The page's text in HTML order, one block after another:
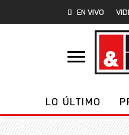
EN VIVO
LO ÚLTIMO